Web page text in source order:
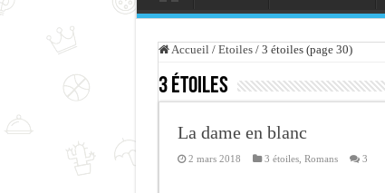
Accueil / Etoiles / 3 étoiles (page 30)
3 étoiles
La dame en blanc
2 mars 2018 3 étoiles, Romans 3